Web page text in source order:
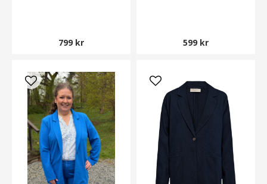
799 kr 599 kr